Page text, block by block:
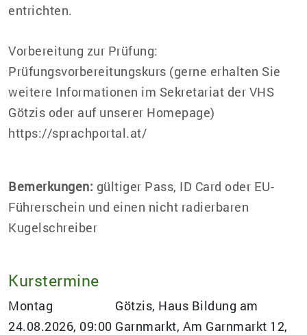
entrichten.
Vorbereitung zur Prüfung:
Prüfungsvorbereitungskurs (gerne erhalten Sie
weitere Informationen im Sekretariat der VHS
Götzis oder auf unserer Homepage)
https://sprachportal.at/
Bemerkungen: gültiger Pass, ID Card oder EU-
Führerschein und einen nicht radierbaren
Kugelschreiber
Kurstermine
Montag
24.08.2026, 09:00
Götzis, Haus Bildung am
Garnmarkt, Am Garnmarkt 12,